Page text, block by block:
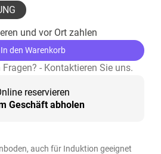
und vor Ort zahlen
den Warenkorb
- Kontaktieren Sie uns.
reservieren
Geschäft abholen
auch für Induktion geeignet